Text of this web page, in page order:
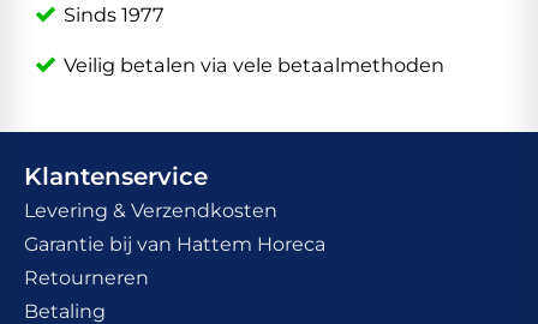
Sinds 1977
Veilig betalen via vele betaalmethoden
Klantenservice
Levering & Verzendkosten
Garantie bij van Hattem Horeca
Retourneren
Betaling